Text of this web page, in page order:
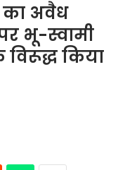
का अवैध
भू-स्वामी
विरूद्ध किया